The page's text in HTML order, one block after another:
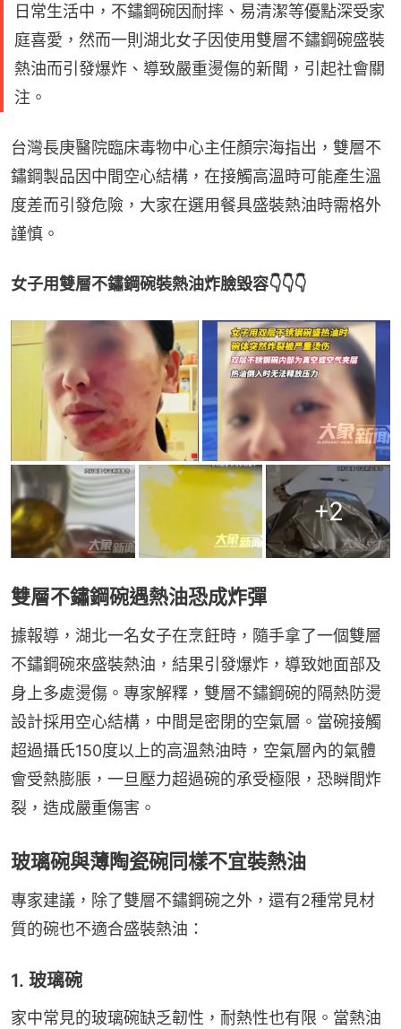
日常生活中，不鏽鋼碗因耐摔、易清潔等優點深受家
庭喜愛，然而一則湖北女子因使用雙層不鏽鋼碗盛裝
熱油而引發爆炸、導致嚴重燙傷的新聞，引起社會關
注。
台灣長庚醫院臨床毒物中心主任顏宗海指出，雙層不
鏽鋼製品因中間空心結構，在接觸高溫時可能產生溫
度差而引發危險，大家在選用餐具盛裝熱油時需格外
謹慎。
女子用雙層不鏽鋼碗裝熱油炸臉毀容👇👇👇
+2
雙層不鏽鋼碗遇熱油恐成炸彈
據報導，湖北一名女子在烹飪時，隨手拿了一個雙層
不鏽鋼碗來盛裝熱油，結果引發爆炸，導致她面部及
身上多處燙傷。專家解釋，雙層不鏽鋼碗的隔熱防燙
設計採用空心結構，中間是密閉的空氣層。當碗接觸
超過攝氏150度以上的高溫熱油時，空氣層內的氣體
會受熱膨脹，一旦壓力超過碗的承受極限，恐瞬間炸
裂，造成嚴重傷害。
玻璃碗與薄陶瓷碗同樣不宜裝熱油
專家建議，除了雙層不鏽鋼碗之外，還有2種常見材
質的碗也不適合盛裝熱油：
1. 玻璃碗
家中常見的玻璃碗缺乏韌性，耐熱性也有限。當熱油